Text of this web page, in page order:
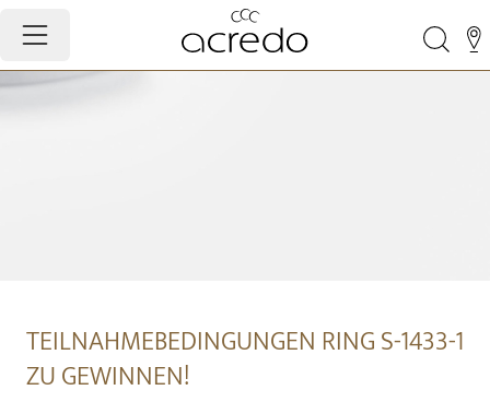
TEILNAHMEBEDINGUNGEN RING S-1433-1
ZU GEWINNEN!